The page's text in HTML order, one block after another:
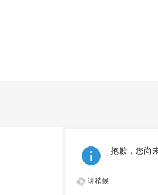
抱歉，您尚
请稍候...